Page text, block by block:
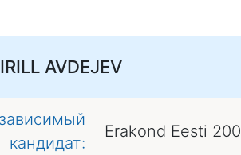
AVDEJEV
кандидат:
Erakond Eesti 200